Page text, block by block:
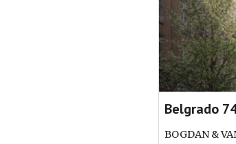
Belgrado
BOGDAN &